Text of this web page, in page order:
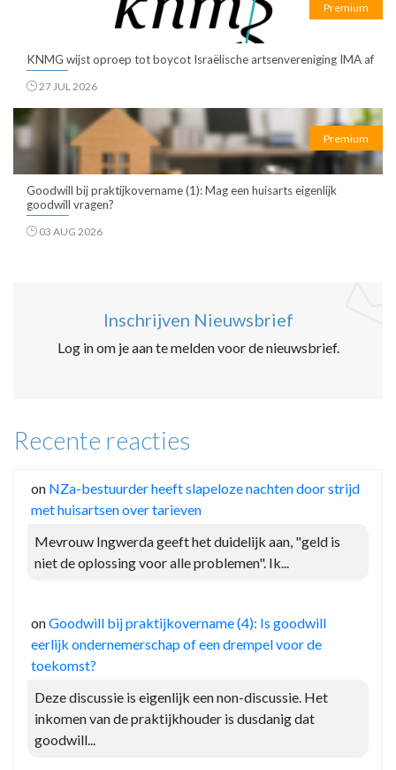
Premium
KNMG wijst oproep tot boycot Israëlische artsenvereniging IMA af
27 JUL 2026
Premium
Goodwill bij praktijkovername (1): Mag een huisarts eigenlijk
goodwill vragen?
03 AUG 2026
Inschrijven Nieuwsbrief
Log in om je aan te melden voor de nieuwsbrief.
Recente reacties
on NZa-bestuurder heeft slapeloze nachten door strijd
met huisartsen over tarieven
Mevrouw Ingwerda geeft het duidelijk aan, "geld is
niet de oplossing voor alle problemen". Ik...
onGoodwill bij praktijkovername (4): Is goodwill
eerlijk ondernemerschap of een drempel voor de
toekomst?
Deze discussie is eigenlijk een non-discussie. Het
inkomen van de praktijkhouder is dusdanig dat
goodwill...